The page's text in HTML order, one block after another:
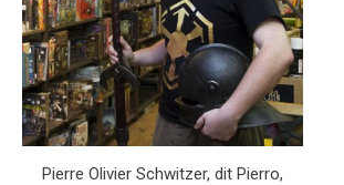
Pierre Olivier Schwitzer, dit Pierro,